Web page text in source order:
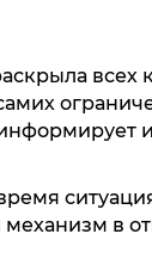
всех
в